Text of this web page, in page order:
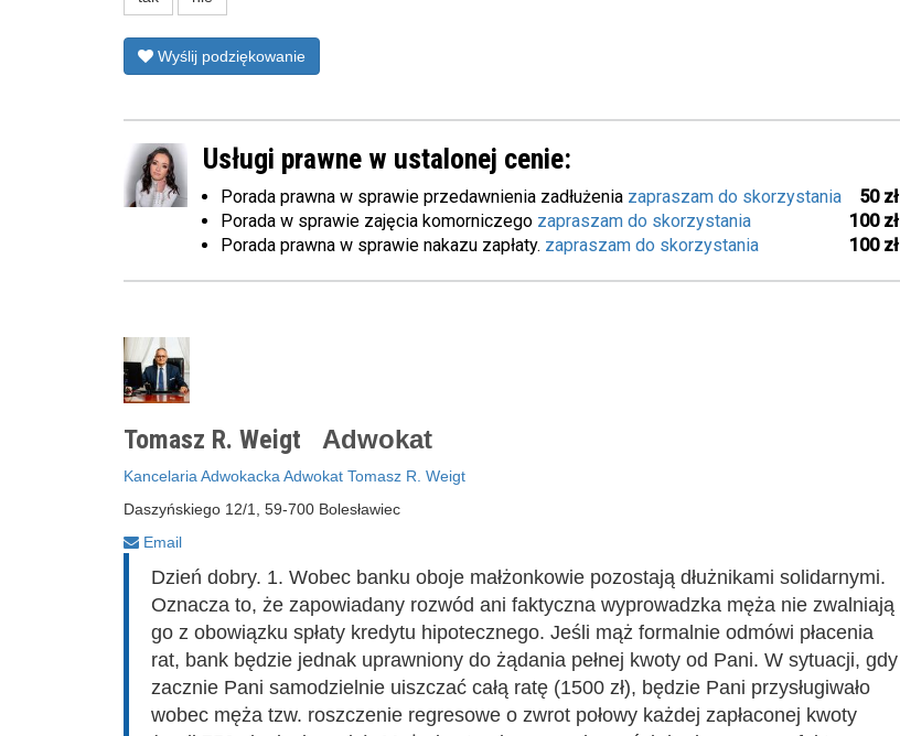
Wyślij podziękowanie
Usługi prawne w ustalonej cenie:
Porada prawna w sprawie przedawnienia zadłużenia 50 zł
zapraszam do skorzystania
Porada w sprawie zajęcia komorniczego
100 zł
zapraszam do skorzystania
Porada prawna w sprawie nakazu zapłaty.
100 zł
zapraszam do skorzystania
Tomasz R. Weigt Adwokat
Kancelaria Adwokacka Adwokat Tomasz R. Weigt
Daszyńskiego 12/1, 59-700 Bolesławiec
Email
Dzień dobry. 1. Wobec banku oboje małżonkowie pozostają dłużnikami solidarnymi.
Oznacza to, że zapowiadany rozwód ani faktyczna wyprowadzka męża nie zwalniają
go z obowiązku spłaty kredytu hipotecznego. Jeśli mąż formalnie odmówi płacenia
rat, bank będzie jednak uprawniony do żądania pełnej kwoty od Pani. W sytuacji, gdy
zacznie Pani samodzielnie uiszczać całą ratę (1500 zł), będzie Pani przysługiwało
wobec męża tzw. roszczenie regresowe o zwrot połowy każdej zapłaconej kwoty